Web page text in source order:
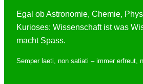
Egal ob Astronomie, Chemie,
Kurioses: Wissenschaft ist was
macht Spass.
Semper laeti, non satiati – immer erfreut,